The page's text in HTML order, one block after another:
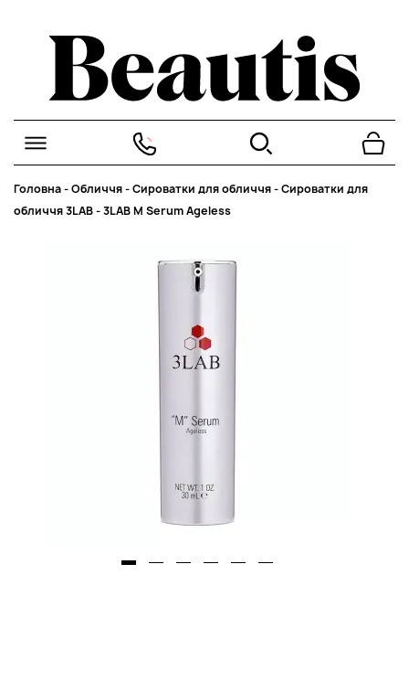
Головна-Обличчя-Сироватки для обличчя-Сироватки для
обличчя 3LAB-3LAB M Serum Ageless